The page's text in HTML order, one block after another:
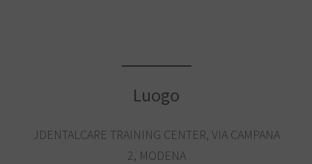
Luogo
JDENTALCARE TRAINING CENTER, VIA CAMPANA
2, MODENA